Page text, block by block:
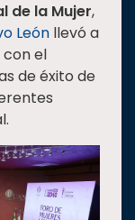
de la Mujer,
León llevó a
con el
de éxito de